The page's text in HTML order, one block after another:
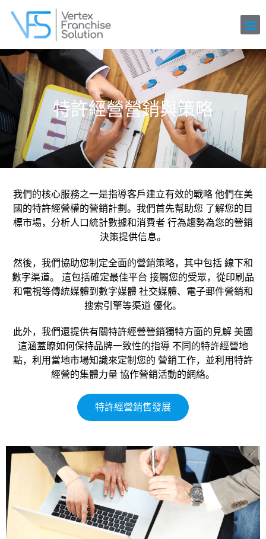
特許經營營銷與策略
我們的核心服務之一是指導客戶建立有效的戰略 他們在美
國的特許經營權的營銷計劃。我們首先幫助您 了解您的目
標市場，分析人口統計數據和消費者 行為趨勢為您的營銷
決策提供信息。
然後，我們協助您制定全面的營銷策略，其中包括 線下和
數字渠道。 這包括確定最佳平台 接觸您的受眾，從印刷品
和電視等傳統媒體到數字媒體 社交媒體、電子郵件營銷和
搜索引擎等渠道 優化。
此外，我們還提供有關特許經營營銷獨特方面的見解 美國
這涵蓋瞭如何保持品牌一致性的指導 不同的特許經營地
點，利用當地市場知識來定制您的 營銷工作，並利用特許
經營的集體力量 協作營銷活動的網絡。
特許經營銷售發展